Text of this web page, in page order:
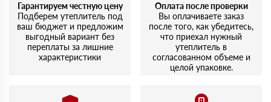
Гарантируем честную цену
Подберем утеплитель под
ваш бюджет и предложим
выгодный вариант без
переплаты за лишние
характеристики
Оплата после проверки
Вы оплачиваете заказ
после того, как убедитесь,
что приехал нужный
утеплитель в
согласованном объеме и
целой упаковке.